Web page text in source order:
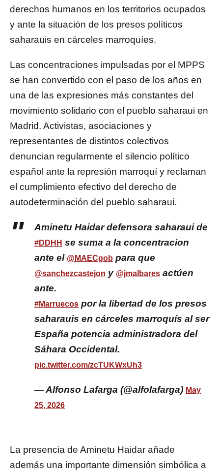
derechos humanos en los territorios ocupados
y ante la situación de los presos políticos
saharauis en cárceles marroquíes.
Las concentraciones impulsadas por el MPPS
se han convertido con el paso de los años en
una de las expresiones más constantes del
movimiento solidario con el pueblo saharaui en
Madrid. Activistas, asociaciones y
representantes de distintos colectivos
denuncian regularmente el silencio político
español ante la represión marroquí y reclaman
el cumplimiento efectivo del derecho de
autodeterminación del pueblo saharaui.
Aminetu Haidar defensora saharaui de
#DDHH se suma a la concentracion
ante el @MAECgob para que
@sanchezcastejon y @jmalbares actúen
ante.
#Marruecos por la libertad de los presos
saharauis en cárceles marroquís al ser
España potencia administradora del
Sáhara Occidental.
pic.twitter.com/zcTUKWxUh3
— Alfonso Lafarga (@alfolafarga) May
25, 2026
La presencia de Aminetu Haidar añade
además una importante dimensión simbólica a